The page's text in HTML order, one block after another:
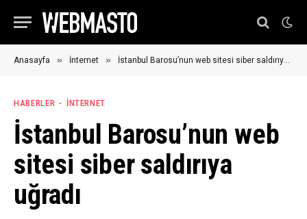
Anasayfa » İnternet » İstanbul Barosu’nun web sitesi siber saldırıya uğradı
HABERLER İNTERNET
İstanbul Barosu’nun web
sitesi siber saldırıya
uğradı